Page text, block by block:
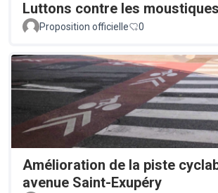
Luttons contre les
Proposition officielle
0
Amélioration de la piste
avenue Saint-Exupéry